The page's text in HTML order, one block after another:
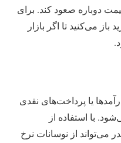
دوباره صعود کند. برای
می‌کنید تا اگر بازار
یا پرداخت‌های نقدی
با استفاده از
می‌تواند از نوسانات نرخ